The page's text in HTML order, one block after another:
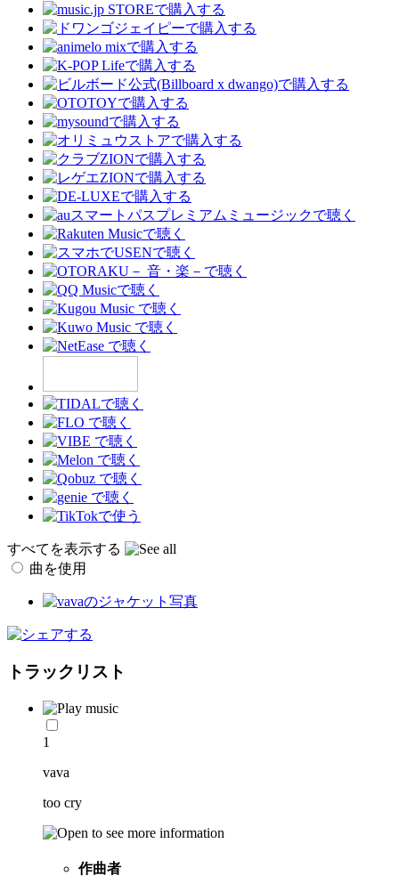
すべてを表示する
曲を使用
トラックリスト
1
vava
too cry
作曲者